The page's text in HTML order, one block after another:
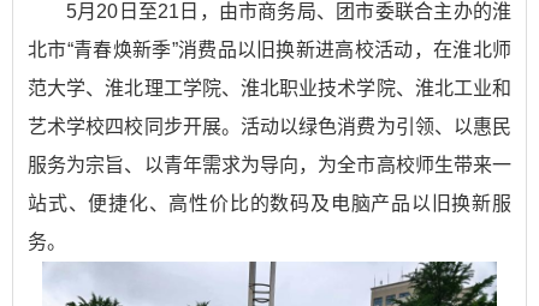
5月20日至21日，由市商务局、团市委联合主办的淮
北市“青春焕新季”消费品以旧换新进高校活动，在淮北师
范大学、淮北理工学院、淮北职业技术学院、淮北工业和
艺术学校四校同步开展。活动以绿色消费为引领、以惠民
服务为宗旨、以青年需求为导向，为全市高校师生带来一
站式、便捷化、高性价比的数码及电脑产品以旧换新服
务。